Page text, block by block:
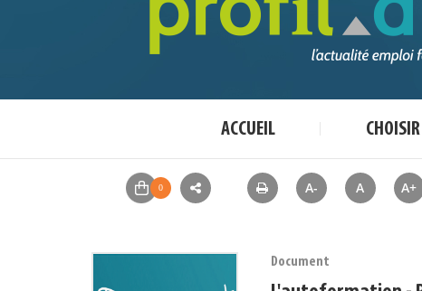
ACCUEIL
A- A A+
Document